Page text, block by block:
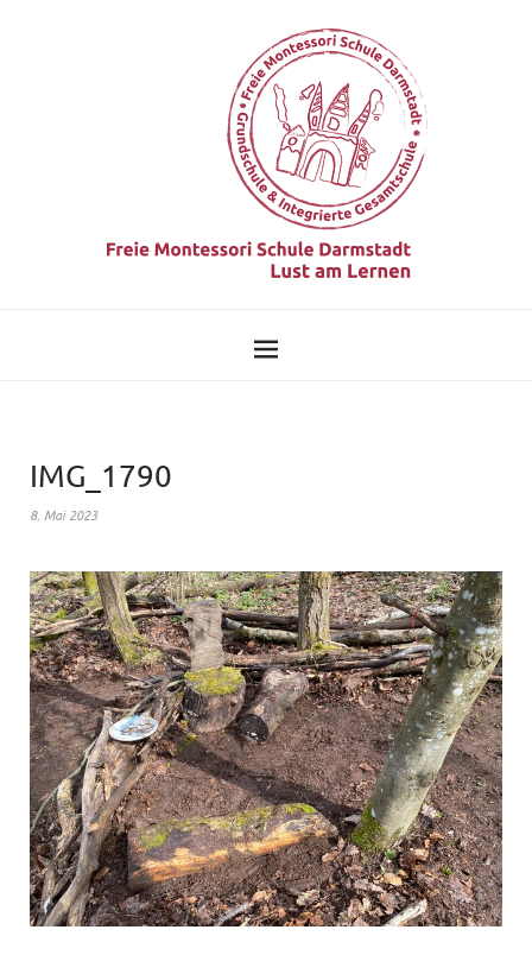
IMG_1790
8. Mai 2023